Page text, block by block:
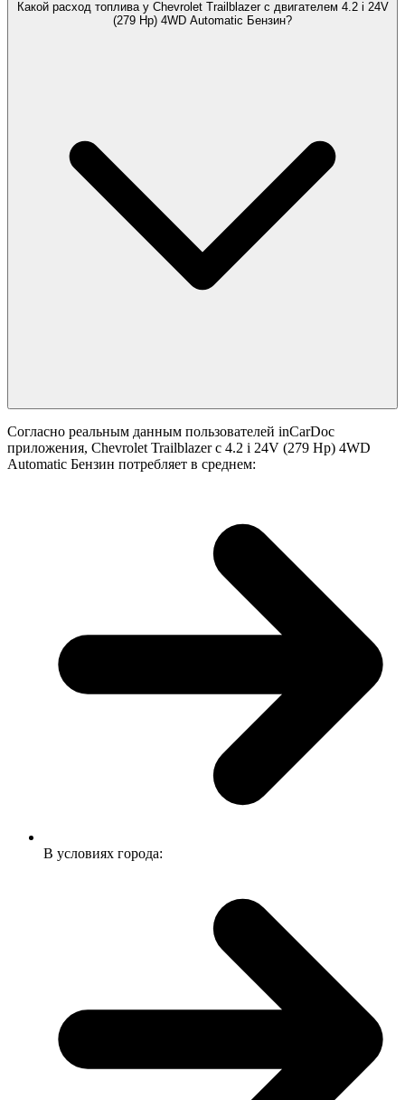
Какой расход топлива у Chevrolet Trailblazer с двигателем 4.2 i 24V
(279 Hp) 4WD Automatic Бензин?
Согласно реальным данным пользователей inCarDoc
приложения, Chevrolet Trailblazer с 4.2 i 24V (279 Hp) 4WD
Automatic Бензин потребляет в среднем:
В условиях города: